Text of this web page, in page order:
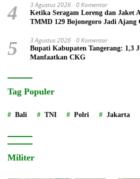
4 3 Agustus 2026 0 Komentar
Ketika Seragam Loreng dan Jaket
TMMD 129 Bojonegoro Jadi Ajang
5 3 Agustus 2026 0 Komentar
Bupati Kabupaten Tangerang: 1,3
Manfaatkan CKG
Tag Populer
Bali TNI Polri Jakarta
Militer